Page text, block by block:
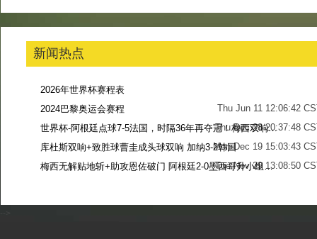
新闻热点
2026年世界杯赛程表
Thu Jun 11 12:06:42
2024巴黎奥运会赛程
Thu Dec 28 20:37:48
世界杯-阿根廷点球7-5法国，时隔36年再夺冠！梅西双响姆巴佩戴帽
Mon Dec 19 15:03:43
库杜斯双响+致胜球曹圭成头球双响 加纳3-2韩国
Tue Nov 29 13:08:50
梅西无解贴地斩+助攻恩佐破门 阿根廷2-0墨西哥升小组第二